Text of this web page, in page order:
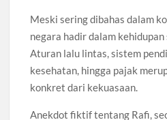
Meski sering dibahas dalam
negara hadir dalam
Aturan lalu lintas, sistem
kesehatan, hingga pajak
konkret dari kekuasaan.
Anekdot fiktif tentang Rafi,